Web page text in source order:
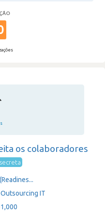
os colaboradores
IT